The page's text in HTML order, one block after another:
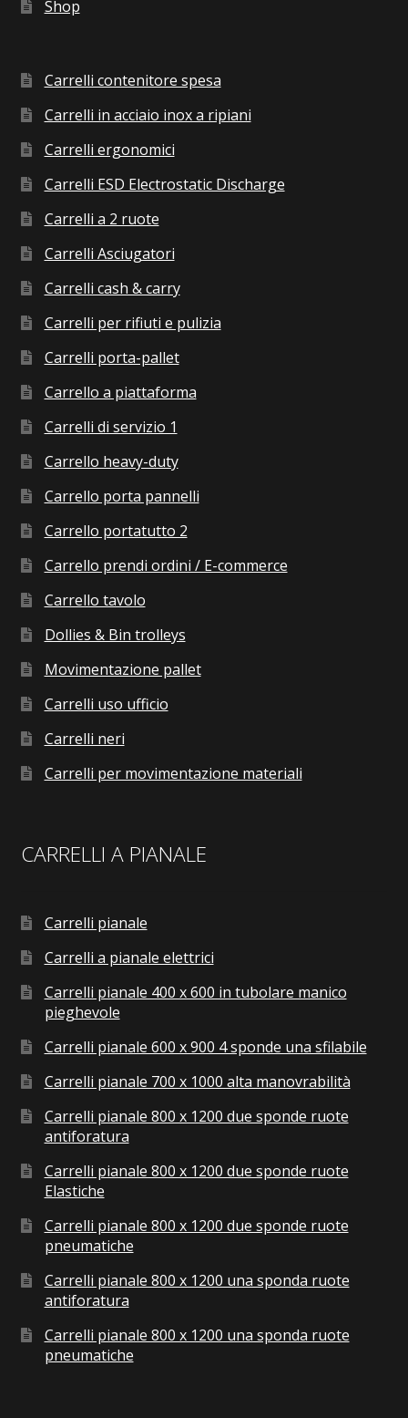
Shop
Carrelli contenitore spesa
Carrelli in acciaio inox a ripiani
Carrelli ergonomici
Carrelli ESD Electrostatic Discharge
Carrelli a 2 ruote
Carrelli Asciugatori
Carrelli cash & carry
Carrelli per rifiuti e pulizia
Carrelli porta-pallet
Carrello a piattaforma
Carrelli di servizio 1
Carrello heavy-duty
Carrello porta pannelli
Carrello portatutto 2
Carrello prendi ordini / E-commerce
Carrello tavolo
Dollies & Bin trolleys
Movimentazione pallet
Carrelli uso ufficio
Carrelli neri
Carrelli per movimentazione materiali
CARRELLI A PIANALE
Carrelli pianale
Carrelli a pianale elettrici
Carrelli pianale 400 x 600 in tubolare manico
pieghevole
Carrelli pianale 600 x 900 4 sponde una sfilabile
Carrelli pianale 700 x 1000 alta manovrabilità
Carrelli pianale 800 x 1200 due sponde ruote
antiforatura
Carrelli pianale 800 x 1200 due sponde ruote
Elastiche
Carrelli pianale 800 x 1200 due sponde ruote
pneumatiche
Carrelli pianale 800 x 1200 una sponda ruote
antiforatura
Carrelli pianale 800 x 1200 una sponda ruote
pneumatiche